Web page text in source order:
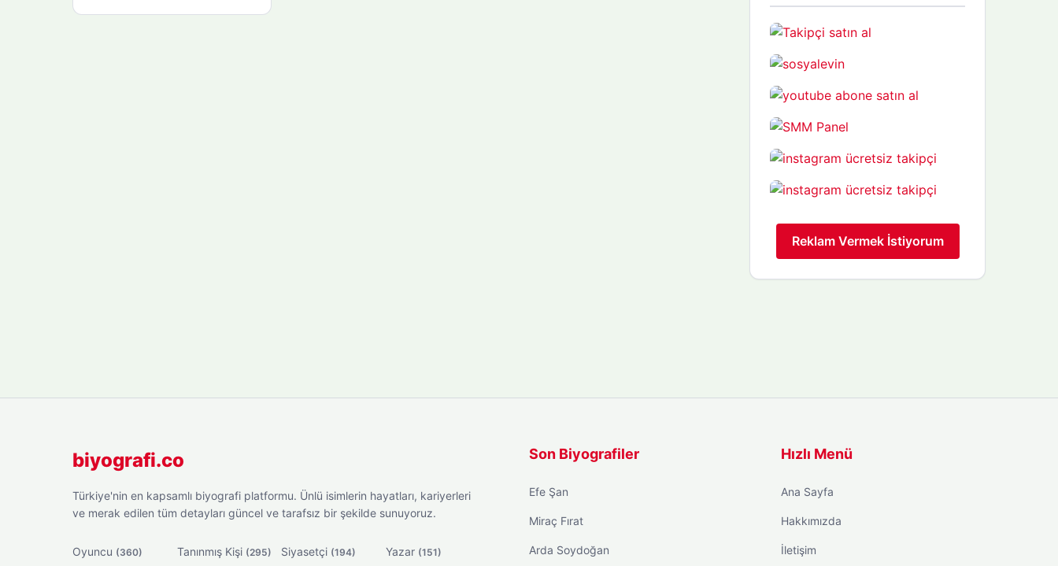
Reklam Vermek İstiyorum
biyografi.co
Türkiye'nin en kapsamlı biyografi platformu. Ünlü isimlerin hayatları, kariyerleri
ve merak edilen tüm detayları güncel ve tarafsız bir şekilde sunuyoruz.
Oyuncu (360) Tanınmış Kişi (295) Siyasetçi (194) Yazar (151)
Son Biyografiler
Efe Şan
Miraç Fırat
Arda Soydoğan
Hızlı Menü
Ana Sayfa
Hakkımızda
İletişim